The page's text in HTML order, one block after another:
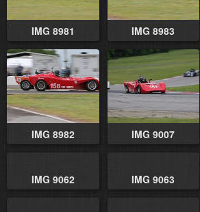
IMG 8981 IMG 8983
IMG 8982 IMG 9007
IMG 9062 IMG 9063